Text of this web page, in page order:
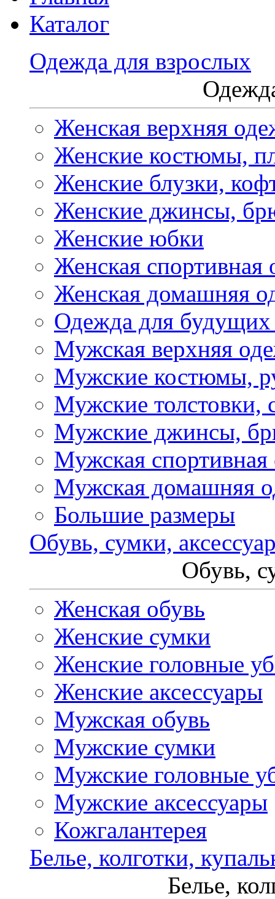
Каталог
Одежда для взрослых
Женская верхняя
Женские костюмы,
Женские блузки,
Женские джинсы,
Женские юбки
Женская спортивная
Женская домашняя
Одежда для
Мужская верхняя
Мужские костюмы,
Мужские толстовки,
Мужские джинсы,
Мужская спортивная
Мужская домашняя
Большие размеры
Обувь, сумки,
Обувь,
Женская обувь
Женские сумки
Женские головные
Женские аксессуары
Мужская обувь
Мужские сумки
Мужские головные
Мужские аксессуары
Кожгалантерея
Белье, колготки,
Белье,